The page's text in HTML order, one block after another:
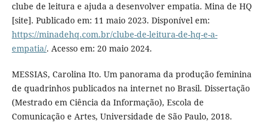
clube de leitura e ajuda a desenvolver empatia. Mina de HQ
[site]. Publicado em: 11 maio 2023. Disponível em:
https://minadehq.com.br/clube-de-leitura-de-hq-e-a-
empatia/. Acesso em: 20 maio 2024.
MESSIAS, Carolina Ito. Um panorama da produção feminina
de quadrinhos publicados na internet no Brasil. Dissertação
(Mestrado em Ciência da Informação), Escola de
Comunicação e Artes, Universidade de São Paulo, 2018.